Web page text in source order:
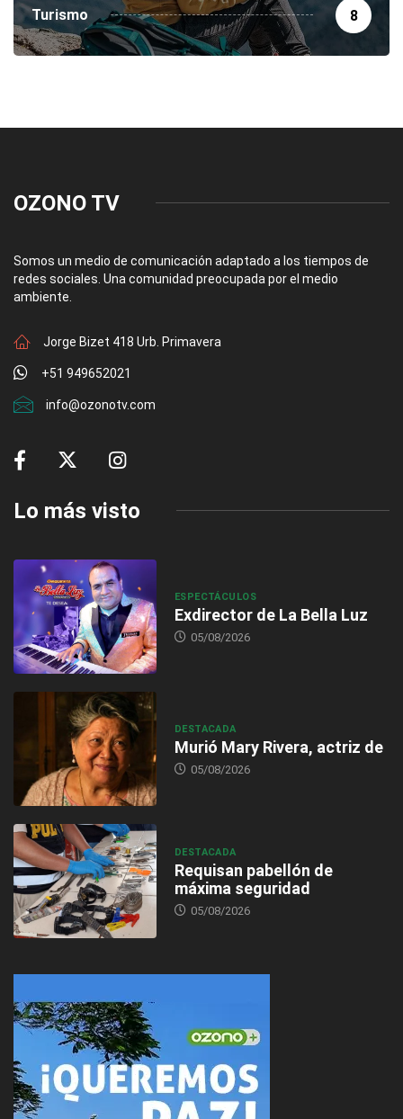
Turismo 8
OZONO TV
Somos un medio de comunicación adaptado a los tiempos de
redes sociales. Una comunidad preocupada por el medio
ambiente.
Jorge Bizet 418 Urb. Primavera
+51 949652021
info@ozonotv.com
Lo más visto
ESPECTÁCULOS
Exdirector de La Bella Luz
05/08/2026
DESTACADA
Murió Mary Rivera, actriz de
05/08/2026
DESTACADA
Requisan pabellón de
máxima seguridad
05/08/2026